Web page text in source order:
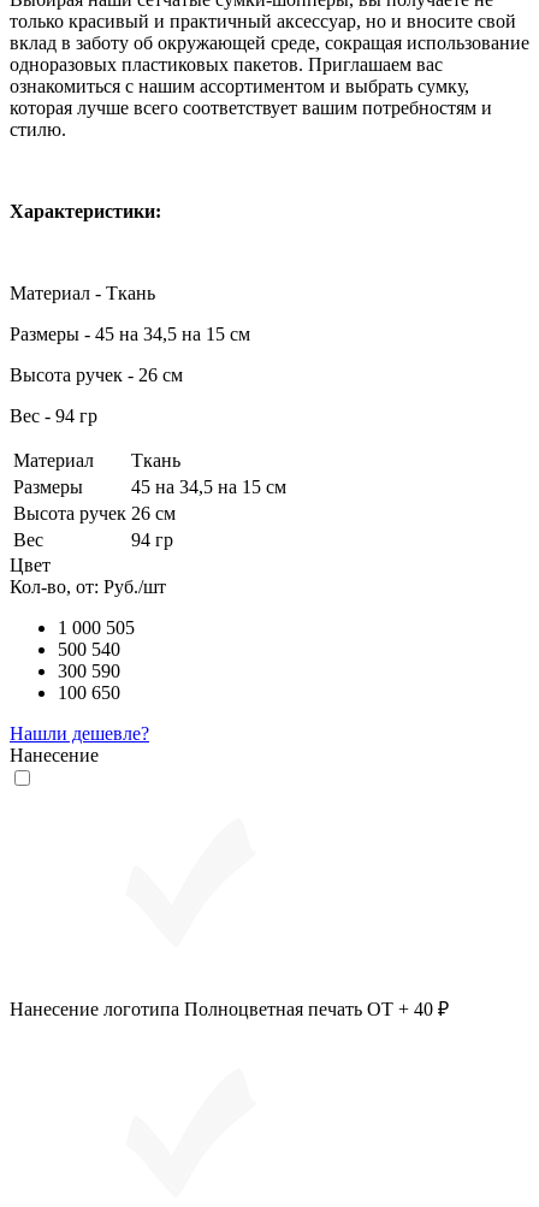
только красивый и практичный аксессуар, но и вносите свой
вклад в заботу об окружающей среде, сокращая использование
одноразовых пластиковых пакетов. Приглашаем вас
ознакомиться с нашим ассортиментом и выбрать сумку,
которая лучше всего соответствует вашим потребностям и
стилю.
Характеристики:
Материал - Ткань
Размеры - 45 на 34,5 на 15 см
Высота ручек - 26 см
Вес - 94 гр
Материал
Ткань
Размеры
45 на 34,5 на 15 см
Высота ручек 26 см
Вес
94 гр
Цвет
Кол-во, от: Руб./шт
1 000 505
500 540
300 590
100 650
Нашли дешевле?
Нанесение
Нанесение логотипа Полноцветная печать ОТ + 40 ₽